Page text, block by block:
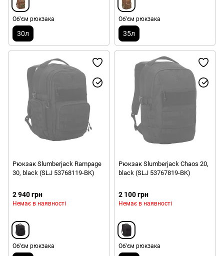
Об'єм рюкзака
30л
Об'єм рюкзака
35л
Рюкзак Slumberjack Rampage
30, black (SLJ 53768119-BK)
2 940 грн
Немає в наявності
Об'єм рюкзака
Рюкзак Slumberjack Chaos 20,
black (SLJ 53767819-BK)
2 100 грн
Немає в наявності
Об'єм рюкзака